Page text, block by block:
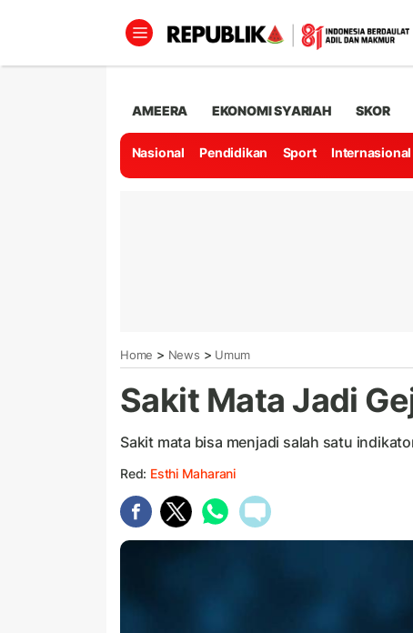
AMEERA EKONOMI SYARIAH SKOR
Nasional Pendidikan Sport Internasional
Home > News > Umum
Sakit Mata Jadi
Sakit mata bisa menjadi salah satu
Red: Esthi Maharani